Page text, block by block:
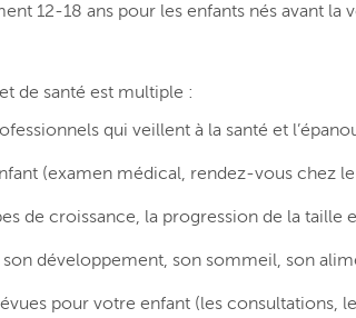
12-18 ans pour les enfants nés avant la
de santé est multiple :
qui veillent à la santé et
(examen médical, rendez-vous chez
de croissance, la progression de la taille
développement, son sommeil, son
pour votre enfant (les consultations,